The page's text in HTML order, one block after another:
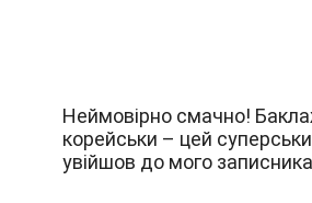
Неймовірно смачно!
корейськи – цей
увійшов до мого